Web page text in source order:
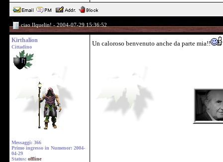
ciao Ilquelin! - 2004-07-29 15:36:52
Kirthalion
Cittadino
Messaggi: 366
Primo ingresso in Numenor: 2004-
04-29
Status: offline
Un caloroso benvenuto anche da parte mia!!